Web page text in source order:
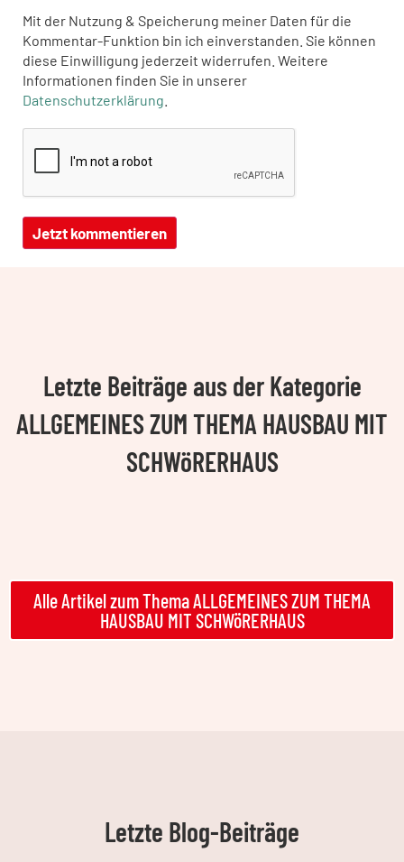
Mit der Nutzung & Speicherung meiner Daten für die
Kommentar-Funktion bin ich einverstanden. Sie können
diese Einwilligung jederzeit widerrufen. Weitere
Informationen finden Sie in unserer
Datenschutzerklärung
Letzte Beiträge aus der Kategorie
ALLGEMEINES ZUM THEMA HAUSBAU MIT
SCHWöRERHAUS
Alle Artikel zum Thema ALLGEMEINES ZUM THEMA
HAUSBAU MIT SCHWöRERHAUS
Letzte Blog-Beiträge